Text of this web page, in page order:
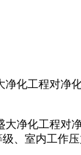
化工程对净
净化工程对
、室内工作压